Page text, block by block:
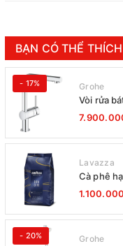
BẠN CÓ THỂ THÍCH
- 17% Grohe
Vòi rửa
Lavazza
Cà phê
Super
- 20% Grohe